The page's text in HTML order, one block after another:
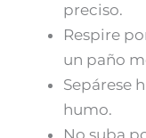
preciso.
Respire
un paño
Sepárese
humo.